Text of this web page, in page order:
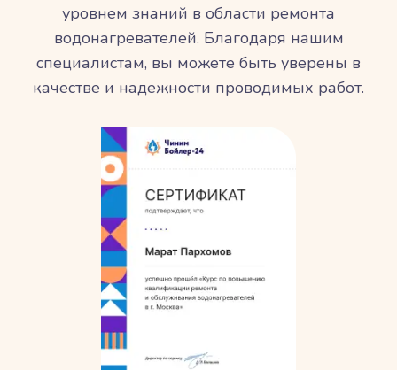
уровнем знаний в области ремонта
водонагревателей. Благодаря нашим
специалистам, вы можете быть уверены в
качестве и надежности проводимых работ.